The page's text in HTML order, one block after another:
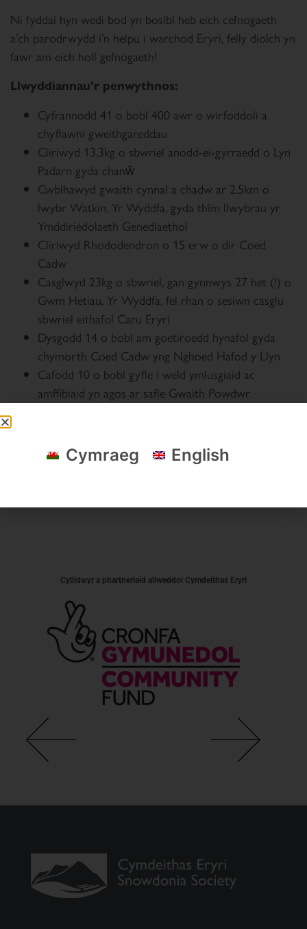
Ni fyddai hyn wedi bod yn bosibl heb eich cefnogaeth
a’ch parodrwydd i’n helpu i warchod Eryri, felly diolch yn
fawr am eich holl gefnogaeth!
Llwyddiannau’r penwythnos:
Cyfrannodd 41 o bobl 400 awr o wirfoddoli a
chyflawni gweithgareddau
Cliriwyd 13.3kg o sbwriel anodd-ei-gyrraedd o Lyn
Padarn gyda chanŵ
Cwblhawyd gwaith cynnal a chadw ar 2.5km o
lwybr Watkin, Yr Wyddfa, gyda thîm llwybrau yr
Ymddiriedolaeth Genedlaethol
Cliriwyd Rhododendron o 15 erw o dir Coed
Cadw
Casglwyd 23kg o sbwriel, gan gynnwys 27 het (!) o
Gwm Hetiau, Yr Wyddfa, fel rhan o sesiwn casglu
sbwriel eithafol Caru Eryri
Dysgodd 14 o bobl am goetiroedd hynafol gyda
chymorth Coed Cadw yng Nghoed Hafod y Llyn
Cafodd 10 o bobl gyfle i weld ymlusgiaid ac
amffibiaid yn agos ar safle Gwaith Powdwr
Ni fyddai’r un o’r uchod wedi bod yn bosibl heb eich
agwedd bositif a’ch parodrwydd i helpu i warchod Eryri
ac adfer byd natur.
Cyllidwyr a phartneriaid allweddol Cymdeithas Eryri
Cymraeg English